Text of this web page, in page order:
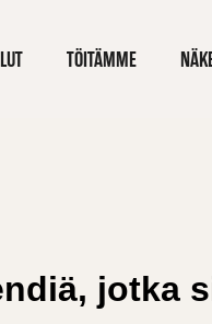
TÖITÄMME
jotka